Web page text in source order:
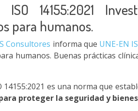
ISO 14155:2021
para humanos.
Consultores informa que UNE-EN
humanos. Buenas prácticas
14155:2021 es una norma que
proteger la seguridad y